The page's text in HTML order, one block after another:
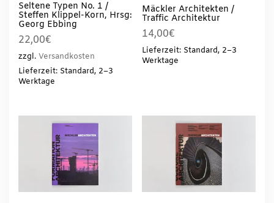
Seltene Typen No. 1 /
Steffen Klippel-Korn, Hrsg:
Georg Ebbing
22,00€
zzgl. Versandkosten
Lieferzeit: Standard, 2–3
Werktage
Mäckler Architekten /
Traffic Architektur
14,00€
Lieferzeit: Standard, 2–3
Werktage